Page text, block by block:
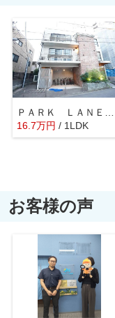
16.7万円 / 1LDK
お客様の声